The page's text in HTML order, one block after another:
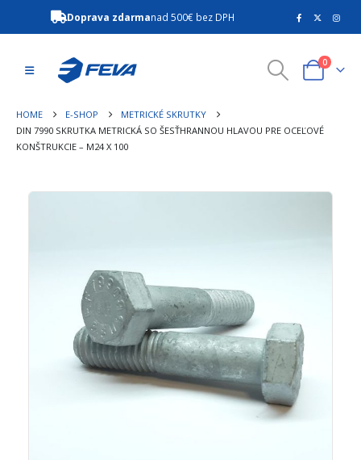
Doprava zdarmanad 500€ bez DPH
0
HOME E-SHOP
METRICKÉ SKRUTKY
DIN 7990 SKRUTKA METRICKÁ SO ŠESŤHRANNOU HLAVOU PRE OCEĽOVÉ
KONŠTRUKCIE – M24 X 100